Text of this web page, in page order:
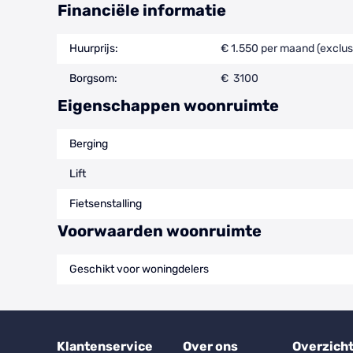
Financiële informatie
Huurprijs: € 1.550 per maand
Borgsom: € 3100
Eigenschappen woonruimte
Berging
Lift
Fietsenstalling
Voorwaarden woonruimte
Geschikt voor woningdelers
Klantenservice Over ons